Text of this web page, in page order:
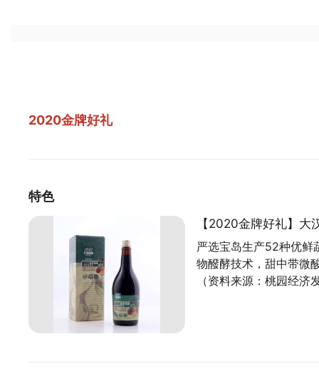
2020金牌好礼
特色
【2020金牌好礼】
严选宝岛生产52种优鲜
物醱酵技术，甜中带微
（资料来源：桃园经济